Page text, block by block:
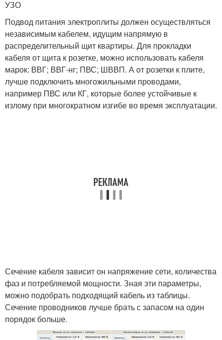
УЗО
Подвод питания электроплиты должен осуществляться
независимым кабелем, идущим напрямую в
распределительный щит квартиры. Для прокладки
кабеля от щита к розетке, можно использовать кабеля
марок: ВВГ; ВВГ-нг; ПВС; ШВВП. А от розетки к плите,
лучше подключить многожильными проводами,
например ПВС или КГ, которые более устойчивые к
излому при многократном изгибе во время эксплуатации.
Сечение кабеля зависит он напряжение сети, количества
фаз и потребляемой мощности. Зная эти параметры,
можно подобрать подходящий кабель из таблицы.
Сечение проводников лучше брать с запасом на один
порядок больше.